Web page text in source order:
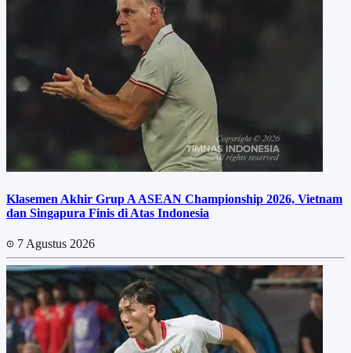
Klasemen Akhir Grup A ASEAN Championship 2026, Vietnam
dan Singapura Finis di Atas Indonesia
7 Agustus 2026